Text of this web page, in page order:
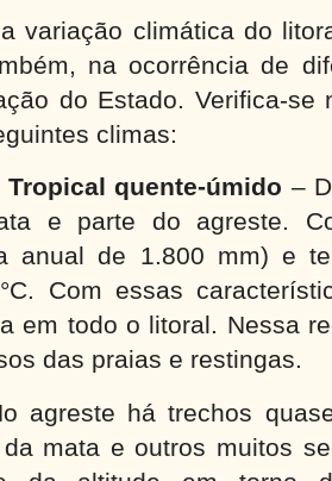
variação climática do
na ocorrência de
do Estado. Verifica-se
climas:
Tropical quente-úmido –
e parte do agreste.
anual de 1.800 mm) e
. Com essas
em todo o litoral. Nessa
das praias e restingas.
agreste há trechos
mata e outros muitos